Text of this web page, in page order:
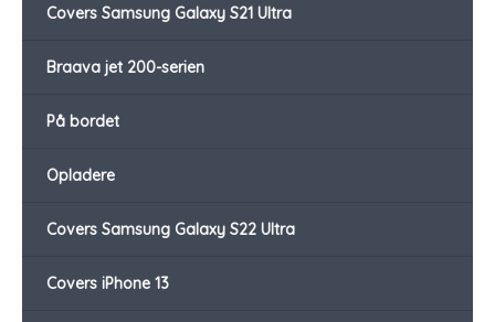
Covers Samsung Galaxy S21 Ultra
Braava jet 200-serien
På bordet
Opladere
Covers Samsung Galaxy S22 Ultra
Covers iPhone 13